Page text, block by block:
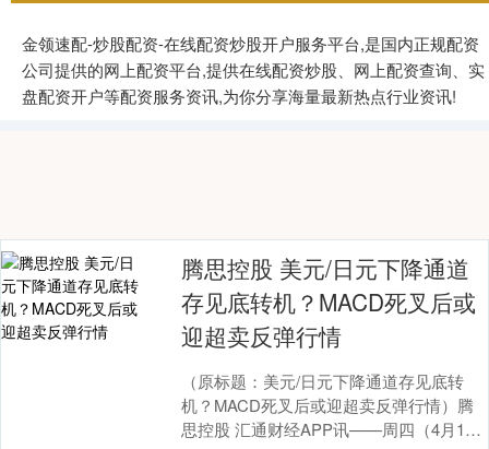
金领速配-炒股配资-在线配资炒股开户服务平台,是国内正规配资
公司提供的网上配资平台,提供在线配资炒股、网上配资查询、实
盘配资开户等配资服务资讯,为你分享海量最新热点行业资讯!
腾思控股 美元/日元下降通道
存见底转机？MACD死叉后或
迎超卖反弹行情
（原标题：美元/日元下降通道存见底转
机？MACD死叉后或迎超卖反弹行情）腾
思控股 汇通财经APP讯——周四（4月10